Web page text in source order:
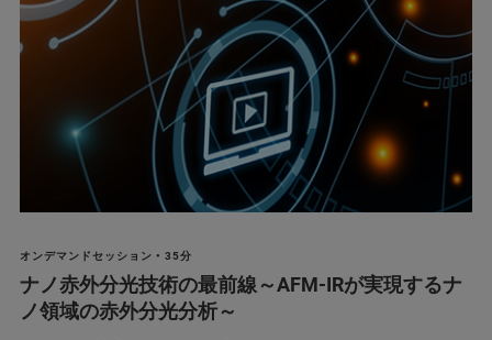
オンデマンドセッション • 35分
ナノ赤外分光技術の最前線～AFM-IRが実現するナ
ノ領域の赤外分光分析～